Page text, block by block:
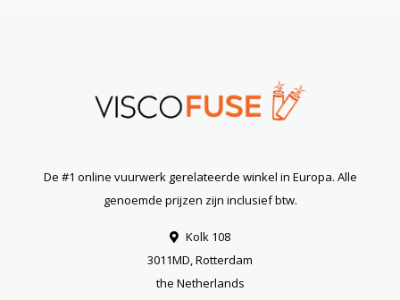
De #1 online vuurwerk gerelateerde winkel in Europa. Alle
genoemde prijzen zijn inclusief btw.
Kolk 108
3011MD, Rotterdam
the Netherlands